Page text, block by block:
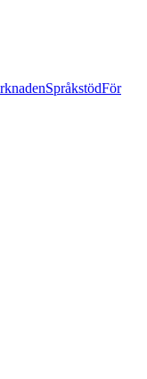
SpråkstödFör